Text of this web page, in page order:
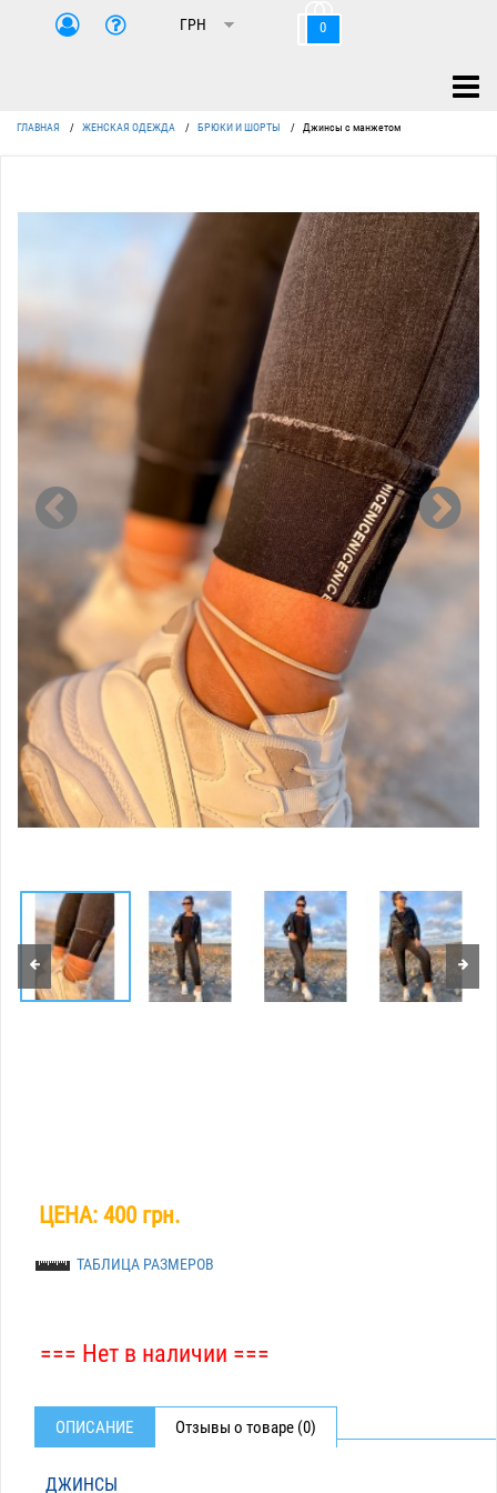
0
ГЛАВНАЯ / ЖЕНСКАЯ ОДЕЖДА / БРЮКИ И ШОРТЫ / Джинсы с манжетом
ЦЕНА: 400 грн.
ТАБЛИЦА РАЗМЕРОВ
=== Нет в наличии ===
ОПИСАНИЕ Отзывы о товаре (0)
ДЖИНСЫ